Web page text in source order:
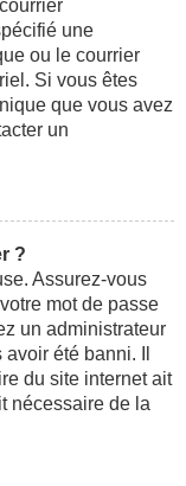
une
ou le courrier
Si vous êtes
que vous avez
un
?
Assurez-vous
mot de passe
un administrateur
été banni. Il
du site internet ait
nécessaire de la